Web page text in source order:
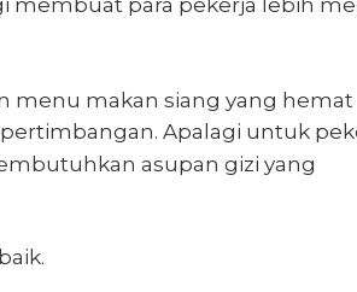
membuat para pekerja lebih
menu makan siang yang hemat
Apalagi untuk
asupan gizi yang